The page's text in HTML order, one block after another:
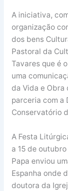
A iniciativa,
organização
dos bens
Pastoral da
Tavares que é
uma
da Vida e Obra
parceria com a
Conservatório
A Festa
a 15 de
Papa enviou
Espanha onde
doutora da